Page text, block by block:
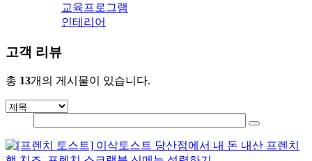
교육프로그램
인테리어
고객 리뷰
총 13개의 게시물이 있습니다.